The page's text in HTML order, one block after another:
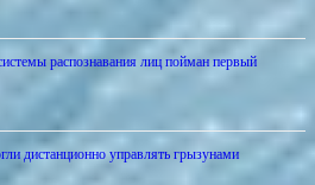
распознавания лиц пойман первый
дистанционно управлять грызунами